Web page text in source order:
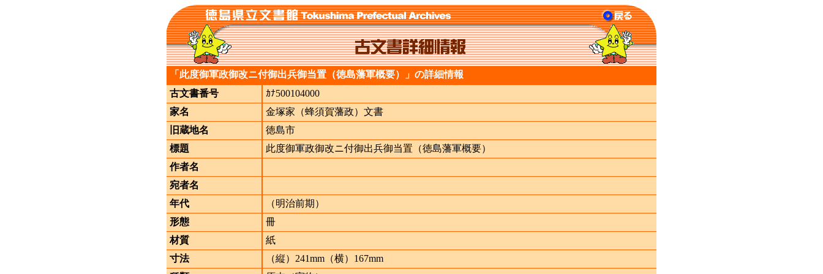
「此度御軍政御改ニ付御出兵御当置（徳島藩軍概要）」の詳細情報
古文書番号
ｶﾅ500104000
家名
金塚家（蜂須賀藩政）文書
旧蔵地名
徳島市
標題
此度御軍政御改ニ付御出兵御当置（徳島藩軍概要）
作者名
宛者名
年代
（明治前期）
形態
冊
材質
紙
寸法
（縦）241mm（横）167mm